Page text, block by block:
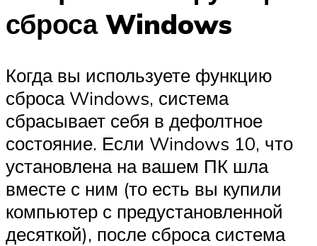
сброса Windows
Когда вы используете функцию
сброса Windows, система
сбрасывает себя в дефолтное
состояние. Если Windows 10, что
установлена на вашем ПК шла
вместе с ним (то есть вы купили
компьютер с предустановленной
десяткой), после сброса система